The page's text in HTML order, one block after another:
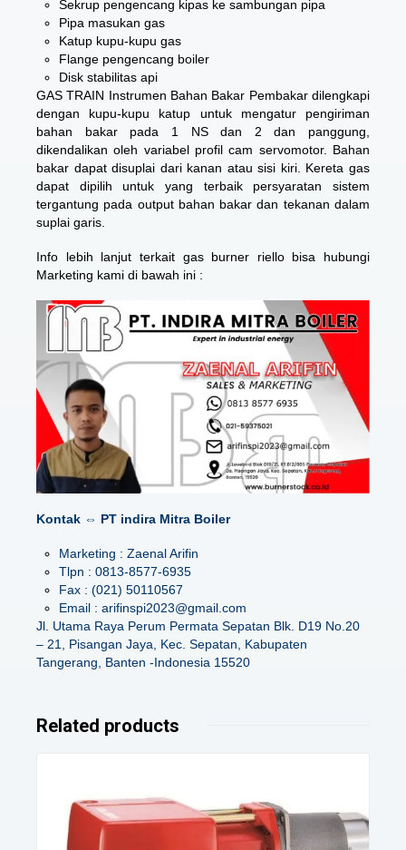
Sekrup pengencang kipas ke sambungan pipa
Pipa masukan gas
Katup kupu-kupu gas
Flange pengencang boiler
Disk stabilitas api
GAS TRAIN Instrumen Bahan Bakar Pembakar dilengkapi
dengan kupu-kupu katup untuk mengatur pengiriman
bahan bakar pada 1 NS dan 2 dan panggung,
dikendalikan oleh variabel profil cam servomotor. Bahan
bakar dapat disuplai dari kanan atau sisi kiri. Kereta gas
dapat dipilih untuk yang terbaik persyaratan sistem
tergantung pada output bahan bakar dan tekanan dalam
suplai garis.
Info lebih lanjut terkait gas burner riello bisa hubungi
Marketing kami di bawah ini :
Kontak ⇔ PT indira Mitra Boiler
Marketing : Zaenal Arifin
Tlpn : 0813-8577-6935
Fax : (021) 50110567
Email : arifinspi2023@gmail.com
Jl. Utama Raya Perum Permata Sepatan Blk. D19 No.20
– 21, Pisangan Jaya, Kec. Sepatan, Kabupaten
Tangerang, Banten -Indonesia 15520
Related products
Details